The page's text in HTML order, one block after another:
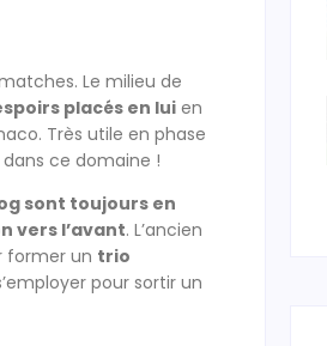
Le milieu de
placés en lui en
Très utile en phase
dans ce domaine !
sont toujours en
vers l’avant. L’ancien
former un trio
pour sortir un